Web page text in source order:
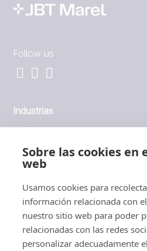
Sobre las cookies en
web
Usamos cookies para
información relacionada con
nuestro sitio web para poder
relacionadas con las redes
personalizar adecuadamente
Follow us
Industrias
Inversores